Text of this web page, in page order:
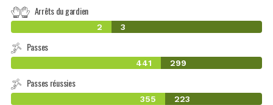
Arrêts du gardien
2 3
Passes
441 299
Passes réussies
355 223